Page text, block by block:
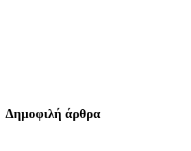
Δημοφιλή άρθρα